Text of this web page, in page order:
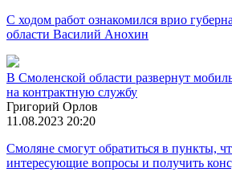
С ходом работ ознакомился врио
области Василий Анохин
В Смоленской области развернут
на контрактную службу
Григорий Орлов
11.08.2023 20:20
Смоляне смогут обратиться в пункты,
интересующие вопросы и получить